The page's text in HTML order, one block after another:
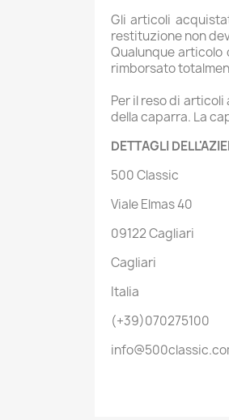
Gli articoli
restituzione non
Qualunque
rimborsato
Per il reso di
della caparra. La
DETTAGLI
500 Classic
Viale Elmas 40
09122 Cagliari
Cagliari
Italia
(+39)070275100